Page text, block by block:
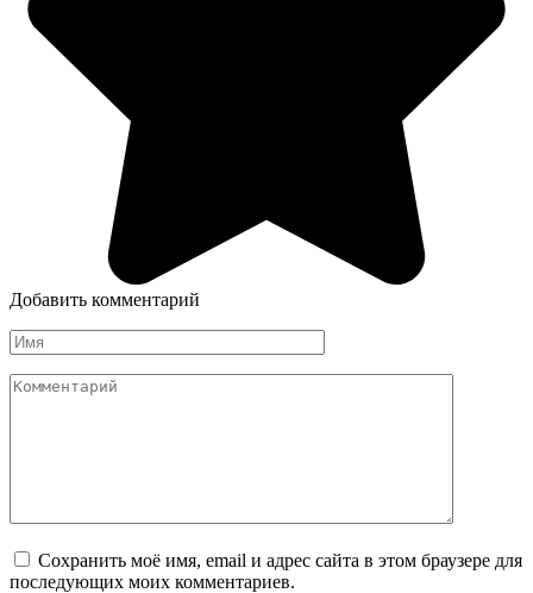
Добавить комментарий
Имя
Комментарий
Сохранить моё имя, email и адрес сайта в этом браузере для
последующих моих комментариев.